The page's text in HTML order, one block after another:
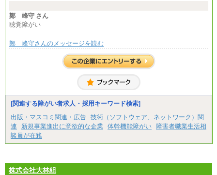
鄭 峰守 さん
聴覚障がい
鄭 峰守さんのメッセージを読む
[関連する障がい者求人・採用キーワード検索]
出版・マスコミ関連・広告 技術（ソフトウェア、ネットワーク）関
連
新規事業進出に意欲的な企業 体幹機能障がい 障害者職業生活相
談員が在籍
株式会社大林組